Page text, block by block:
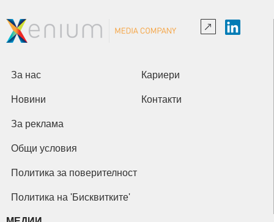
За нас Кариери
Новини Контакти
За реклама
Общи условия
Политика за поверителност
Политика на 'Бисквитките'